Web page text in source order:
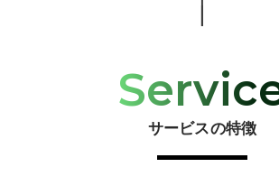
サービスの特徴